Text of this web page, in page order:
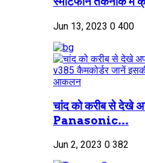
Jun 13, 2023 0 400
चांद को करीब से देखे
Panasonic...
Jun 2, 2023 0 382